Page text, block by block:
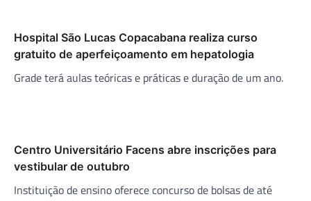
Hospital São Lucas Copacabana realiza curso
gratuito de aperfeiçoamento em hepatologia
Grade terá aulas teóricas e práticas e duração de um ano.
Centro Universitário Facens abre inscrições para
vestibular de outubro
Instituição de ensino oferece concurso de bolsas de até